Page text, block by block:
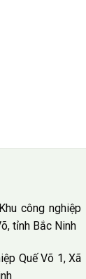
công nghiệp
tỉnh Bắc Ninh
Quế Võ 1, Xã